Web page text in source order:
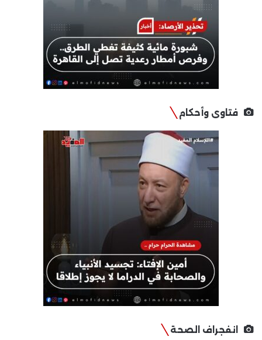
فتاوى وأحكام
انفجراف الصحة